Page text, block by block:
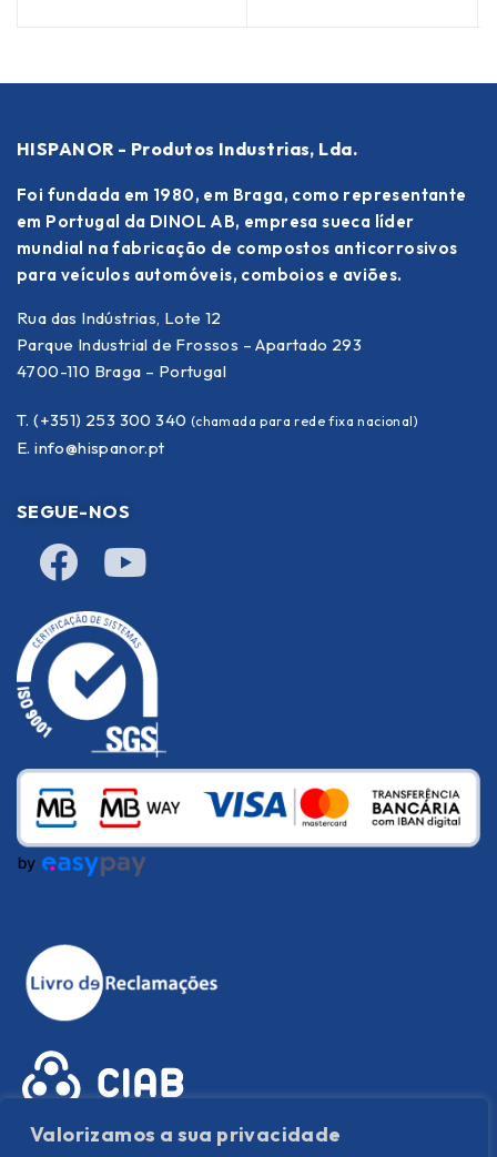
Valorizamos a sua privacidade
HISPANOR - Produtos Industrias, Lda.
Foi fundada em 1980, em Braga, como representante
em Portugal da DINOL AB, empresa sueca líder
mundial na fabricação de compostos anticorrosivos
para veículos automóveis, comboios e aviões.
Rua das Indústrias, Lote 12
Parque Industrial de Frossos – Apartado 293
4700-110 Braga – Portugal
T. (+351) 253 300 340 (chamada para rede fixa nacional)
E. info@hispanor.pt
SEGUE-NOS